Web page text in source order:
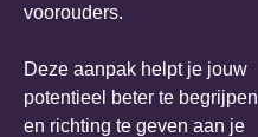
voorouders.
Deze aanpak helpt je jouw
potentieel beter te begrijpen
en richting te geven aan je